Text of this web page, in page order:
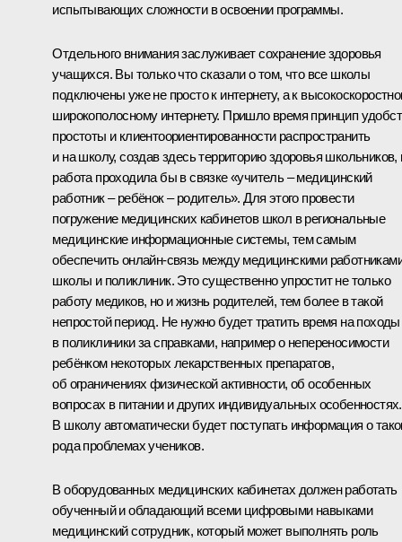
испытывающих сложности в освоении программы.
Отдельного внимания заслуживает сохранение здоровья
учащихся. Вы только что сказали о том, что все школы
подключены уже не просто к интернету, а к
широкополосному интернету. Пришло время принцип
простоты и клиентоориентированности распространить
и на школу, создав здесь территорию здоровья школьников,
работа проходила бы в связке «учитель – медицинский
работник – ребёнок – родитель». Для этого провести
погружение медицинских кабинетов школ в региональные
медицинские информационные системы, тем самым
обеспечить онлайн-связь между медицинскими
школы и поликлиник. Это существенно упростит не только
работу медиков, но и жизнь родителей, тем более в такой
непростой период. Не нужно будет тратить время на походы
в поликлиники за справками, например о непереносимости
ребёнком некоторых лекарственных препаратов,
об ограничениях физической активности, об особенных
вопросах в питании и других индивидуальных особенностях.
В школу автоматически будет поступать информация о
рода проблемах учеников.
В оборудованных медицинских кабинетах должен работать
обученный и обладающий всеми цифровыми навыками
медицинский сотрудник, который может выполнять роль